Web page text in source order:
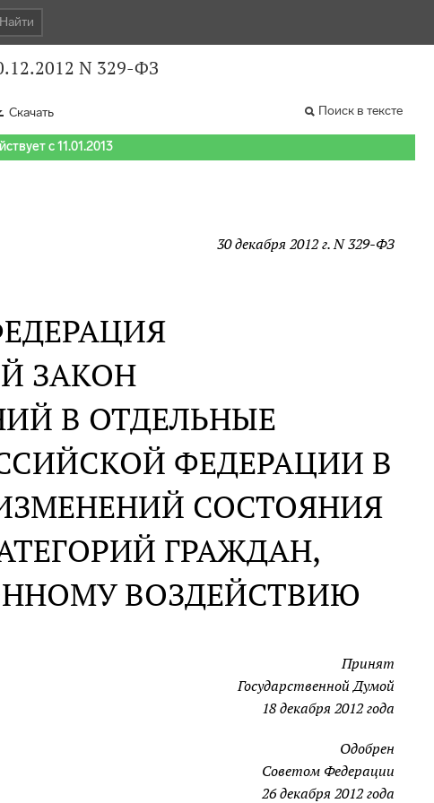
Найти
N 329-ФЗ
Скачать Поиск в тексте
с 11.01.2013
30 декабря 2012 г. N 329-ФЗ
ЗАКОН
В ОТДЕЛЬНЫЕ
ФЕДЕРАЦИИ В
СОСТОЯНИЯ
ГРАЖДАН,
ВОЗДЕЙСТВИЮ
Принят
Государственной Думой
18 декабря 2012 года
Одобрен
Советом Федерации
26 декабря 2012 года